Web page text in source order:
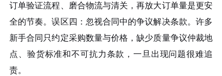
订单验证流程、磨合物流与清关，再放大订单量是更安
全的节奏。误区四：忽视合同中的争议解决条款。许多
新手合同只约定采购数量与价格，缺少质量争议仲裁地
点、验货标准和不可抗力条款，一旦出现问题很难追
责。